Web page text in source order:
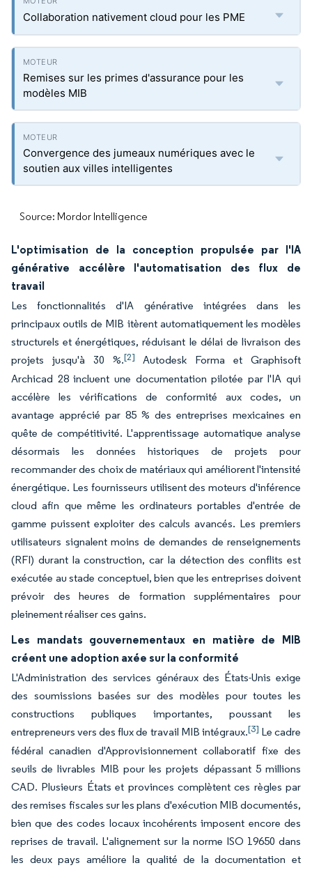
Collaboration nativement cloud pour les PME
Remises sur les primes d'assurance pour les
modèles MIB
Convergence des jumeaux numériques avec le
soutien aux villes intelligentes
Source: Mordor Intelligence
L'optimisation de la conception propulsée par l'IA
générative accélère l'automatisation des flux de
travail
Les fonctionnalités d'IA générative intégrées dans les
principaux outils de MIB itèrent automatiquement les modèles
structurels et énergétiques, réduisant le délai de livraison des
projets jusqu'à 30 %.[2] Autodesk Forma et Graphisoft
Archicad 28 incluent une documentation pilotée par l'IA qui
accélère les vérifications de conformité aux codes, un
avantage apprécié par 85 % des entreprises mexicaines en
quête de compétitivité. L'apprentissage automatique analyse
désormais les données historiques de projets pour
recommander des choix de matériaux qui améliorent l'intensité
énergétique. Les fournisseurs utilisent des moteurs d'inférence
cloud afin que même les ordinateurs portables d'entrée de
gamme puissent exploiter des calculs avancés. Les premiers
utilisateurs signalent moins de demandes de renseignements
(RFI) durant la construction, car la détection des conflits est
exécutée au stade conceptuel, bien que les entreprises doivent
prévoir des heures de formation supplémentaires pour
pleinement réaliser ces gains.
Les mandats gouvernementaux en matière de MIB
créent une adoption axée sur la conformité
L'Administration des services généraux des États-Unis exige
des soumissions basées sur des modèles pour toutes les
constructions publiques importantes, poussant les
entrepreneurs vers des flux de travail MIB intégraux.[3] Le cadre
fédéral canadien d'Approvisionnement collaboratif fixe des
seuils de livrables MIB pour les projets dépassant 5 millions
CAD. Plusieurs États et provinces complètent ces règles par
des remises fiscales sur les plans d'exécution MIB documentés,
bien que des codes locaux incohérents imposent encore des
reprises de travail. L'alignement sur la norme ISO 19650 dans
les deux pays améliore la qualité de la documentation et